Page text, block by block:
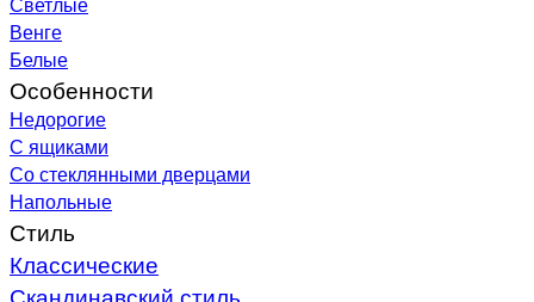
Венге
Белые
Особенности
Недорогие
С ящиками
Со стеклянными дверцами
Напольные
Стиль
Классические
Скандинавский стиль